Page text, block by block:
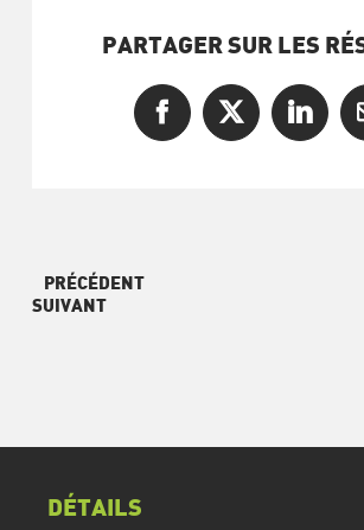
PARTAGER SUR LES
Facebook
X
PRÉCÉDENT
SUIVANT
DÉTAILS